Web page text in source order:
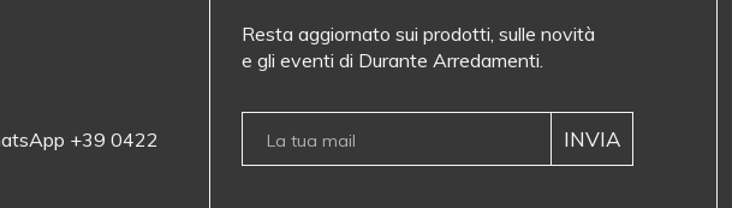
+39 0422
Resta aggiornato sui prodotti, sulle novità
e gli eventi di Durante Arredamenti.